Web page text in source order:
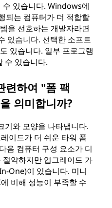
수 있습니다. Windows에
되는 컴퓨터가 더 적합할
을 선호하는 개발자라면
있습니다. 선택한 소프트
있습니다. 일부 프로그램
수 있습니다.
련하여 "폼 팩
의미합니까?
기와 모양을 나타냅니다.
이드가 더 쉬운 타워 폼
음 컴퓨터 구성 요소가 디
약하지만 업그레이드 가
One)이 있습니다. 미니
비해 성능이 부족할 수